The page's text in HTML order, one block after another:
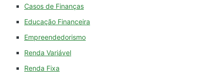
Casos de Finanças
Educação Financeira
Empreendedorismo
Renda Variável
Renda Fixa